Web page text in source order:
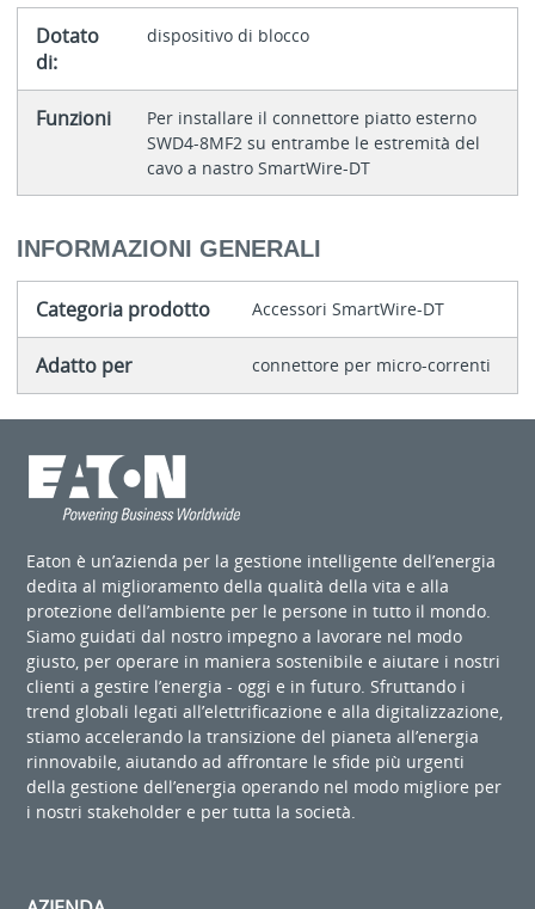
Dotato
di:
dispositivo di blocco
Funzioni
Per installare il connettore piatto esterno
SWD4-8MF2 su entrambe le estremità del
cavo a nastro SmartWire-DT
INFORMAZIONI GENERALI
Categoria prodotto Accessori SmartWire-DT
Adatto per connettore per micro-correnti
Eaton è un’azienda per la gestione intelligente dell’energia
dedita al miglioramento della qualità della vita e alla
protezione dell’ambiente per le persone in tutto il mondo.
Siamo guidati dal nostro impegno a lavorare nel modo
giusto, per operare in maniera sostenibile e aiutare i nostri
clienti a gestire l’energia - oggi e in futuro. Sfruttando i
trend globali legati all’elettrificazione e alla digitalizzazione,
stiamo accelerando la transizione del pianeta all’energia
rinnovabile, aiutando ad affrontare le sfide più urgenti
della gestione dell’energia operando nel modo migliore per
i nostri stakeholder e per tutta la società.